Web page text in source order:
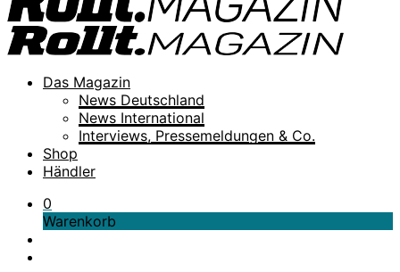
Das Magazin
News Deutschland
News International
Interviews, Pressemeldungen & Co.
Shop
Händler
0
Warenkorb